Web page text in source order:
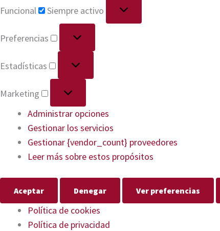
Funcional
Siempre activo
Preferencias
Estadísticas
Marketing
Administrar opciones
Gestionar los servicios
Gestionar {vendor_count} proveedores
Leer más sobre estos propósitos
Aceptar Denegar Ver preferencias
Política de cookies
Política de privacidad